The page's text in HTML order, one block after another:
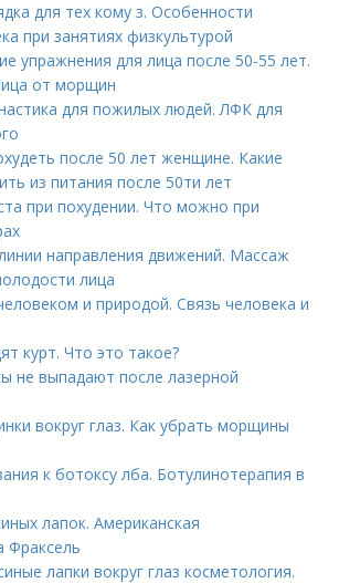
для тех кому з. Особенности
при занятиях физкультурой
упражнения для лица после 50-55 лет.
от морщин
для пожилых людей. ЛФК для
после 50 лет женщине. Какие
из питания после 50ти лет
при похудении. Что можно при
направления движений. Массаж
лица
и природой. Связь человека и
курт. Что это такое?
не выпадают после лазерной
вокруг глаз. Как убрать морщины
к ботоксу лба. Ботулинотерапия в
лапок. Американская
Фраксель
лапки вокруг глаз косметология.